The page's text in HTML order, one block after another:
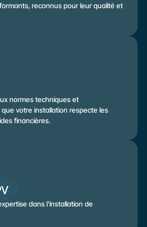
reconnus pour leur qualité et
normes techniques et
votre installation respecte les
financières.
dans l'installation de